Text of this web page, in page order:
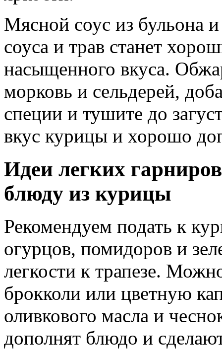
Мясной соус из бульона
соуса и трав станет
насыщенного вкуса.
морковь и сельдерей,
специи и тушите до
вкус курицы и хорошо
Идеи легких
блюду из курицы
Рекомендуем подать к
огурцов, помидоров и
легкости к трапезе.
брокколи или цветную
оливкового масла и
дополнят блюдо и